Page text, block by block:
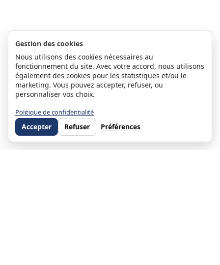
Gestion des cookies
Nous utilisons des cookies nécessaires au
fonctionnement du site. Avec votre accord, nous utilisons
également des cookies pour les statistiques et/ou le
marketing. Vous pouvez accepter, refuser, ou
personnaliser vos choix.
Politique de confidentialité
Accepter Refuser Préférences